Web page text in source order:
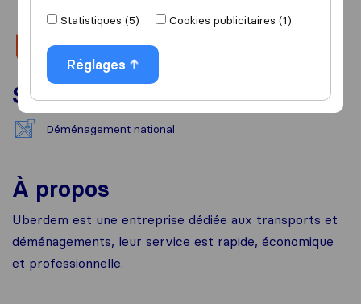
Services
Déménagement national
À propos
Uberdem est une entreprise dédiée aux transports et
déménagements, leur service est rapide, économique
et professionnelle.
Statistiques (5)
Cookies publicitaires (1)
Réglages